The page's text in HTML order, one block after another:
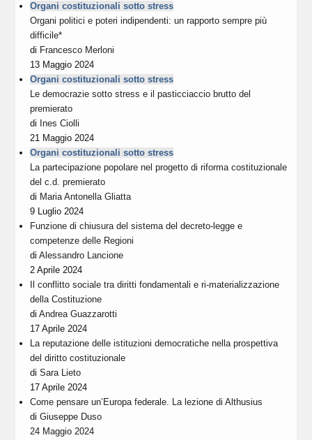
Organi costituzionali sotto stress
Organi politici e poteri indipendenti: un rapporto sempre più
difficile*
di Francesco Merloni
13 Maggio 2024
Organi costituzionali sotto stress
Le democrazie sotto stress e il pasticciaccio brutto del
premierato
di Ines Ciolli
21 Maggio 2024
Organi costituzionali sotto stress
La partecipazione popolare nel progetto di riforma costituzionale
del c.d. premierato
di Maria Antonella Gliatta
9 Luglio 2024
Funzione di chiusura del sistema del decreto-legge e
competenze delle Regioni
diAlessandro Lancione
2 Aprile 2024
Il conflitto sociale tra diritti fondamentali e ri-materializzazione
della Costituzione
diAndrea Guazzarotti
17 Aprile 2024
La reputazione delle istituzioni democratiche nella prospettiva
del diritto costituzionale
diSara Lieto
17 Aprile 2024
Come pensare un’Europa federale. La lezione di Althusius
diGiuseppe Duso
24 Maggio 2024